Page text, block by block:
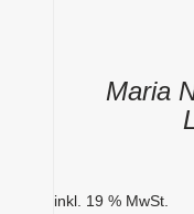
Maria
inkl. 19 % MwSt.